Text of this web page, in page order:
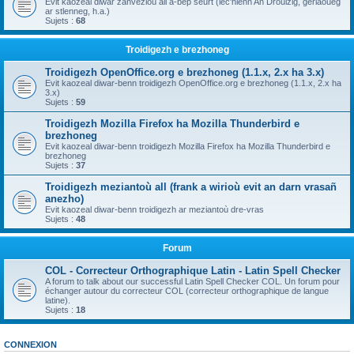
ar stlenneg, h.a.)
Sujets : 68
Troidigezh e brezhoneg
Troidigezh OpenOffice.org e brezhoneg (1.1.x, 2.x ha 3.x)
Evit kaozeal diwar-benn troidigezh OpenOffice.org e brezhoneg (1.1.x, 2.x ha
3.x)
Sujets : 59
Troidigezh Mozilla Firefox ha Mozilla Thunderbird e
brezhoneg
Evit kaozeal diwar-benn troidigezh Mozilla Firefox ha Mozilla Thunderbird e
brezhoneg
Sujets : 37
Troidigezh meziantoù all (frank a wirioù evit an darn vrasañ
anezho)
Evit kaozeal diwar-benn troidigezh ar meziantoù dre-vras
Sujets : 48
Forum
COL - Correcteur Orthographique Latin - Latin Spell Checker
A forum to talk about our successful Latin Spell Checker COL. Un forum pour
échanger autour du correcteur COL (correcteur orthographique de langue
latine).
Sujets : 18
CONNEXION